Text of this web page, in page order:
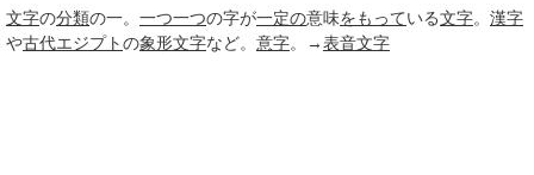
文字の分類の一。 一つ一つの字が一定の意味をもっている文字。 漢字
や古代エジプトの象形文字など。 意字。→表音文字